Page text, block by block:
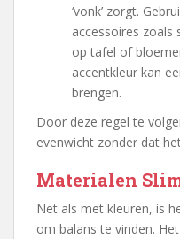
‘vonk’ zorgt.
accessoires zoals
op tafel of
accentkleur kan
brengen.
Door deze regel te
evenwicht zonder dat
Materialen
Net als met kleuren, is
om balans te vinden.